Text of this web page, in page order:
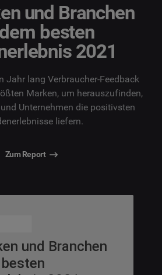
und Branchen
besten
2021
Jahr lang Verbraucher-Feedback
Marken, um herauszufinden,
Unternehmen die positivsten
liefern.
Zum Report